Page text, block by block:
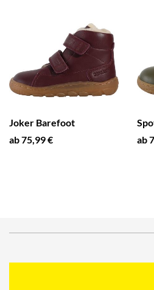
Joker Barefoot
ab 75,99 €
ab